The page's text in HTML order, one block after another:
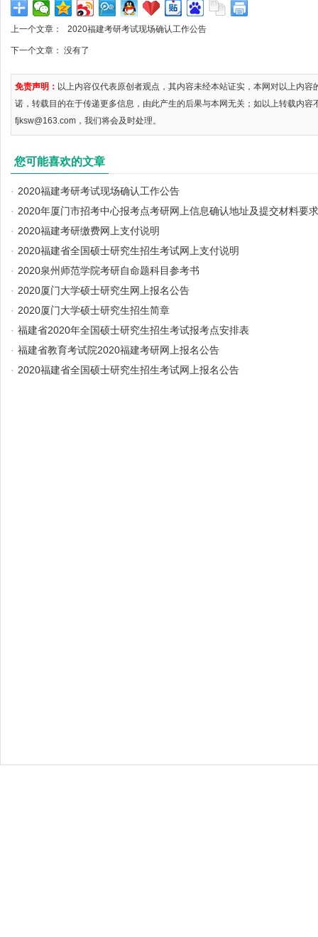
上一个文章： 2020福建考研考试现场确认工作公告
下一个文章： 没有了
免责声明： 以上内容仅代表原创者观点，其内容未经本站证实，本网对以上内
诺，转载目的在于传递更多信息，由此产生的后果与本网无关；如以上转载内容
fjksw@163.com，我们将会及时处理。
您可能喜欢的文章
· 2020福建考研考试现场确认工作公告
· 2020年厦门市招考中心报考点考研网上信息确认地址及提交材料要求
· 2020福建考研缴费网上支付说明
· 2020福建省全国硕士研究生招生考试网上支付说明
· 2020泉州师范学院考研自命题科目参考书
· 2020厦门大学硕士研究生网上报名公告
· 2020厦门大学硕士研究生招生简章
· 福建省2020年全国硕士研究生招生考试报考点安排表
· 福建省教育考试院2020福建考研网上报名公告
· 2020福建省全国硕士研究生招生考试网上报名公告